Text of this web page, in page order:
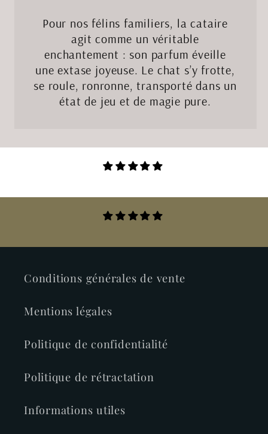
Pour nos félins familiers, la cataire
agit comme un véritable
enchantement : son parfum éveille
une extase joyeuse. Le chat s’y frotte,
se roule, ronronne, transporté dans un
état de jeu et de magie pure.
Conditions générales de vente
Mentions légales
Politique de confidentialité
Politique de rétractation
Informations utiles